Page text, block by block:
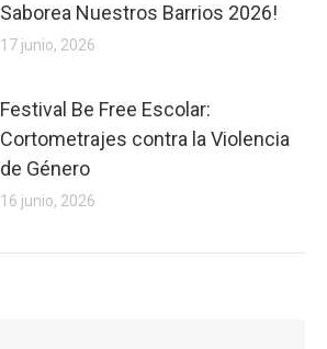
Saborea Nuestros Barrios 2026!
17 junio, 2026
Festival Be Free Escolar:
Cortometrajes contra la Violencia
de Género
16 junio, 2026